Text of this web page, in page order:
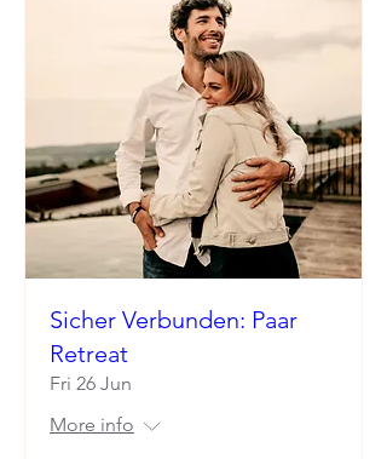
Sicher Verbunden: Paar
Retreat
Fri 26 Jun
More info